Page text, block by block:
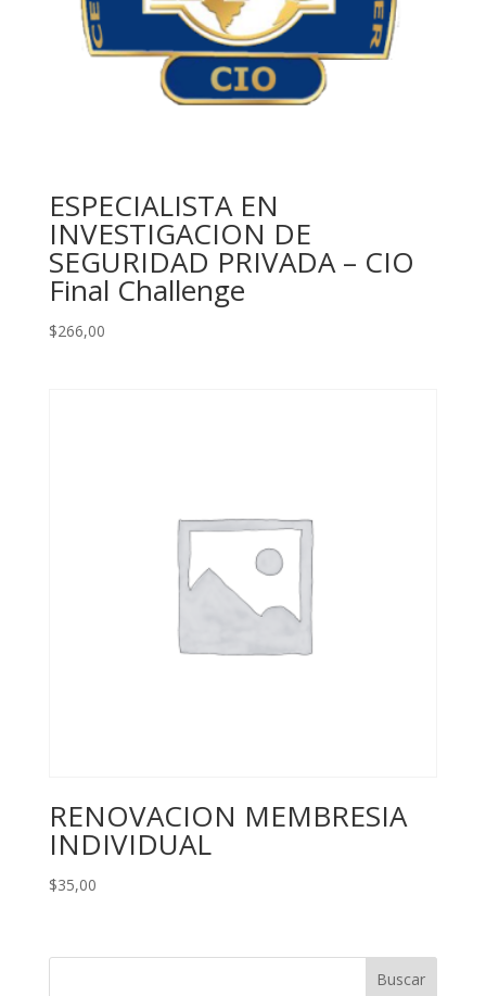
ESPECIALISTA EN
INVESTIGACION DE
SEGURIDAD PRIVADA – CIO
Final Challenge
$266,00
RENOVACION MEMBRESIA
INDIVIDUAL
$35,00
Buscar